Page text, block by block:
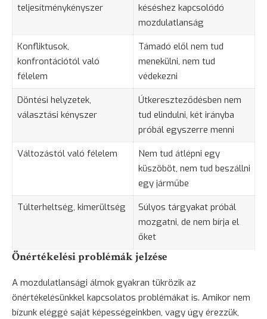
teljesítménykényszer
késéshez kapcsolódó
mozdulatlanság
Konfliktusok,
konfrontációtól való
félelem
Támadó elől nem tud
menekülni, nem tud
védekezni
Döntési helyzetek,
választási kényszer
Útkereszteződésben nem
tud elindulni, két irányba
próbál egyszerre menni
Változástól való félelem
Nem tud átlépni egy
küszöböt, nem tud beszállni
egy járműbe
Túlterheltség, kimerültség
Súlyos tárgyakat próbál
mozgatni, de nem bírja el
őket
Önértékelési problémák jelzése
A mozdulatlansági álmok gyakran tükrözik az
önértékelésünkkel kapcsolatos problémákat is. Amikor nem
bízunk eléggé saját képességeinkben, vagy úgy érezzük,